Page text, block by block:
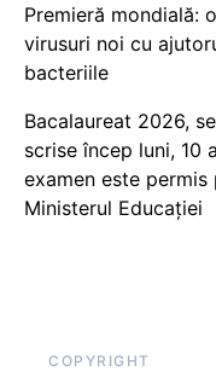
Premieră mondială:
virusuri noi cu
bacteriile
Bacalaureat 2026,
scrise încep luni, 10
examen este permis
Ministerul Educației
COPYRIGHT